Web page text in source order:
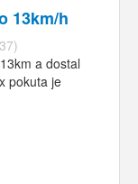
13km/h
a dostal
pokuta je